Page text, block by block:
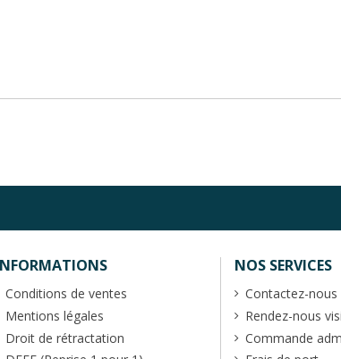
Conditions de ventes
Mentions légales
Droit de rétractation
NOS SERVICES
Contactez-nous
Rendez-nous
Commande